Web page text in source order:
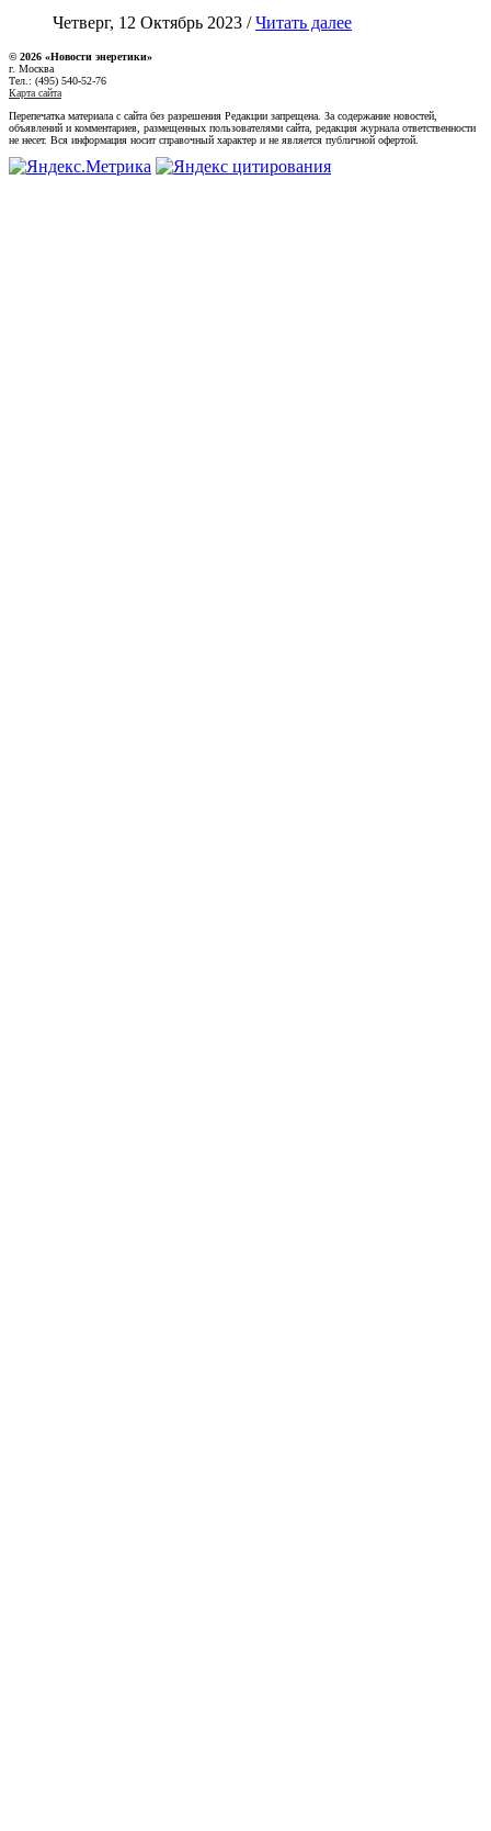
Четверг, 12 Октябрь 2023 /Читать далее
© 2026 «Новости энеретики»
г. Москва
Тел.: (495) 540-52-76
Карта сайта
Перепечатка материала с сайта без разрешения Редакции запрещена. За содержание новостей,
объявлений и комментариев, размещенных пользователями сайта, редакция журнала ответственности
не несет. Вся информация носит справочный характер и не является публичной офертой.